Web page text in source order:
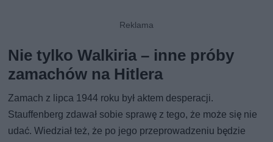
Nie tylko Walkiria – inne próby
zamachów na Hitlera
Zamach z lipca 1944 roku był aktem desperacji.
Stauffenberg zdawał sobie sprawę z tego, że może się nie
udać. Wiedział też, że po jego przeprowadzeniu będzie